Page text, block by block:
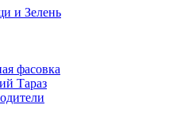
и Зелень
фасовка
Тараз